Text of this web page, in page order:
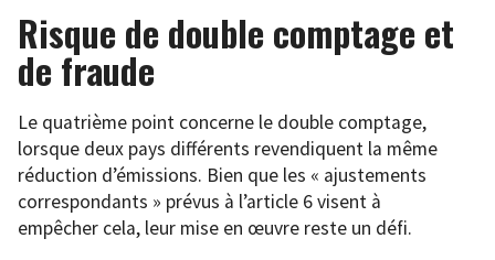
Risque de double comptage et
de fraude
Le quatrième point concerne le double comptage,
lorsque deux pays différents revendiquent la même
réduction d’émissions. Bien que les « ajustements
correspondants » prévus à l’article 6 visent à
empêcher cela, leur mise en œuvre reste un défi.